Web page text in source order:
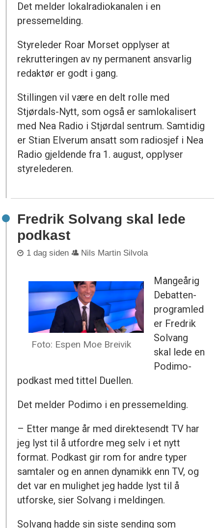
Det melder lokalradiokanalen i en
pressemelding.
Styreleder Roar Morset opplyser at
rekrutteringen av ny permanent ansvarlig
redaktør er godt i gang.
Stillingen vil være en delt rolle med
Stjørdals-Nytt, som også er samlokalisert
med Nea Radio i Stjørdal sentrum. Samtidig
er Stian Elverum ansatt som radiosjef i Nea
Radio gjeldende fra 1. august, opplyser
styrelederen.
Fredrik Solvang skal lede
podkast
1 dag siden Nils Martin Silvola
Foto: Espen Moe Breivik
Mangeårig
Debatten-
programled
er Fredrik
Solvang
skal lede en
Podimo-
podkast med tittel Duellen.
Det melder Podimo i en pressemelding.
– Etter mange år med direktesendt TV har
jeg lyst til å utfordre meg selv i et nytt
format. Podkast gir rom for andre typer
samtaler og en annen dynamikk enn TV, og
det var en mulighet jeg hadde lyst til å
utforske, sier Solvang i meldingen.
Solvang hadde sin siste sending som